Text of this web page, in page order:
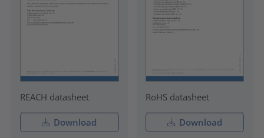
REACH datasheet
Download
RoHS datasheet
Download